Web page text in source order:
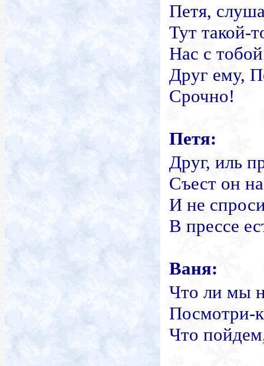
Петя,
Тут такой-
Нас с
Друг ему,
Срочно!
Петя:
Друг, иль
Съест он
И не
В прессе
Ваня:
Что ли мы
Посмотри-
Что